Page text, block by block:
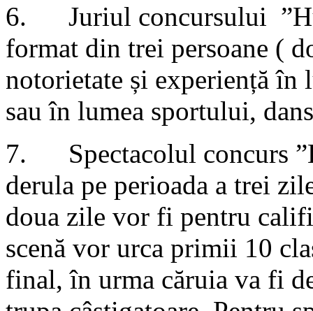
6. Juriul concursului
format din trei persoane (
notorietate și experiență
sau în lumea sportului,
7. Spectacolul concurs
derula pe perioada a trei
doua zile vor fi pentru
scenă vor urca primii 10
final, în urma căruia va fi